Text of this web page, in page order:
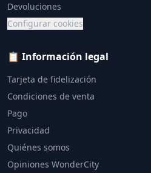
Devoluciones
Configurar cookies
📋 Información legal
Tarjeta de fidelización
Condiciones de venta
Pago
Privacidad
Quiénes somos
Opiniones WonderCity